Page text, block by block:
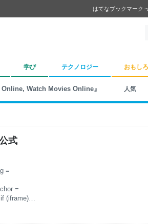
はてなブックマーク
学び テクノロジー おもしろ
Watch Movies Online』 人気
式
=
=
(iframe)